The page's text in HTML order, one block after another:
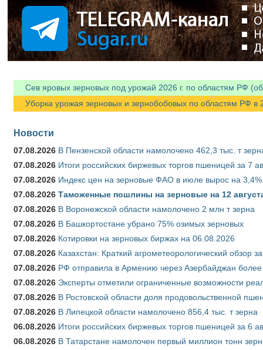
Сев яровых зерновых под урожай 2026 г. по областям РФ
Уборка урожая зерновых и зернобобовых по областям РФ в
Новости
07.08.2026 В Пензенской области намолочено 462,3 тыс. т
07.08.2026 Итоги российских биржевых торгов пшеницей за 7
07.08.2026 Индекс цен на зерновые ФАО в июле вырос на 3,4%
07.08.2026 Таможенные пошлины на зерновые на 12
07.08.2026 В Воронежской области намолочено 2 млн т зерна
07.08.2026 В Башкортостане убрано 75% озимых зерновых
07.08.2026 Котировки на зерновых биржах на 06.08.2026
07.08.2026 Казахстан: Краткий агрометеорологический обзор
07.08.2026 РФ отправила в Армению через Азербайджан более
07.08.2026 Эксперты отметили ограниченные возможности
07.08.2026 В Ростовской области доля продовольственной
07.08.2026 В Липецкой области намолочено 856,4 тыс. т зерна
06.08.2026 Итоги российских биржевых торгов пшеницей за 6
06.08.2026 В Татарстане намолочен первый миллион тонн